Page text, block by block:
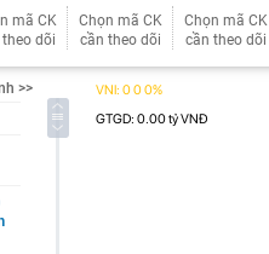
mã CK
dõi
Chọn mã CK
cần theo dõi
Chọn mã CK
cần theo dõi
>>